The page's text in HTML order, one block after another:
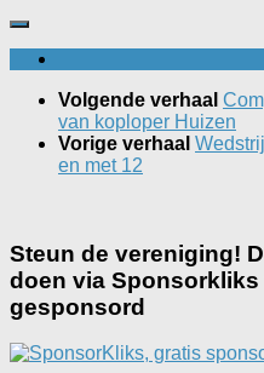
Volgende verhaal
van koploper Huizen
Vorige verhaal
en met 12
Steun de vereniging!
doen via
gesponsord